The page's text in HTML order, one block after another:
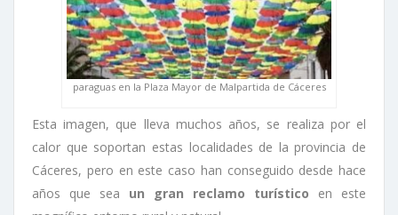
paraguas en la Plaza Mayor de Malpartida de Cáceres
Esta imagen, que lleva muchos años, se realiza por el
calor que soportan estas localidades de la provincia de
Cáceres, pero en este caso han conseguido desde hace
años que sea un gran reclamo turístico en este